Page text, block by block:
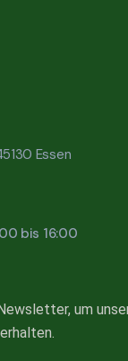
Essen
bis 16:00
um